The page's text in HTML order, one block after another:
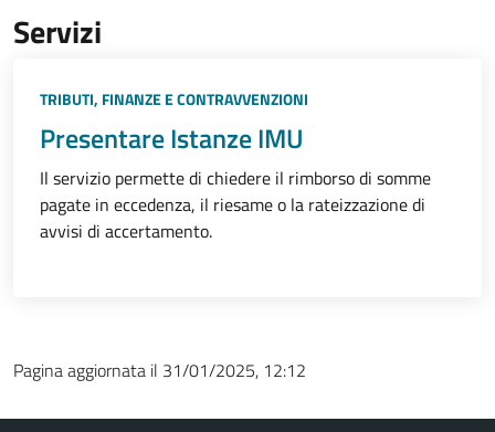
Servizi
TRIBUTI, FINANZE E CONTRAVVENZIONI
Presentare Istanze IMU
Il servizio permette di chiedere il rimborso di somme
pagate in eccedenza, il riesame o la rateizzazione di
avvisi di accertamento.
Pagina aggiornata il 31/01/2025, 12:12